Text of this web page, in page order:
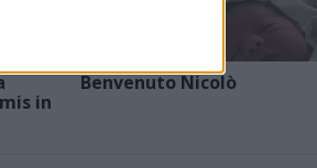
in
Benvenuto Nicolò